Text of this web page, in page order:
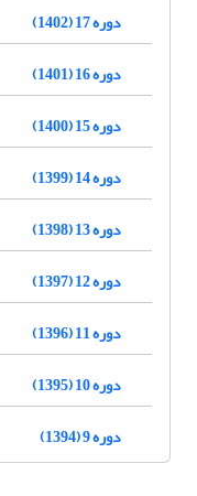
دوره 17 (1402)
دوره 16 (1401)
دوره 15 (1400)
دوره 14 (1399)
دوره 13 (1398)
دوره 12 (1397)
دوره 11 (1396)
دوره 10 (1395)
دوره 9 (1394)